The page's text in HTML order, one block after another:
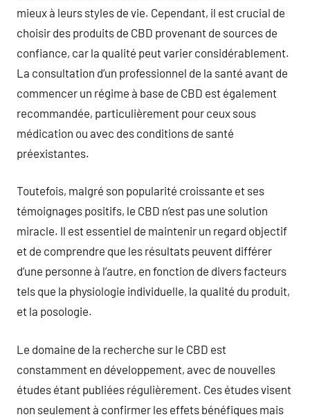
mieux à leurs styles de vie. Cependant, il est crucial de
choisir des produits de CBD provenant de sources de
confiance, car la qualité peut varier considérablement.
La consultation d’un professionnel de la santé avant de
commencer un régime à base de CBD est également
recommandée, particulièrement pour ceux sous
médication ou avec des conditions de santé
préexistantes.
Toutefois, malgré son popularité croissante et ses
témoignages positifs, le CBD n’est pas une solution
miracle. Il est essentiel de maintenir un regard objectif
et de comprendre que les résultats peuvent différer
d’une personne à l’autre, en fonction de divers facteurs
tels que la physiologie individuelle, la qualité du produit,
et la posologie.
Le domaine de la recherche sur le CBD est
constamment en développement, avec de nouvelles
études étant publiées régulièrement. Ces études visent
non seulement à confirmer les effets bénéfiques mais